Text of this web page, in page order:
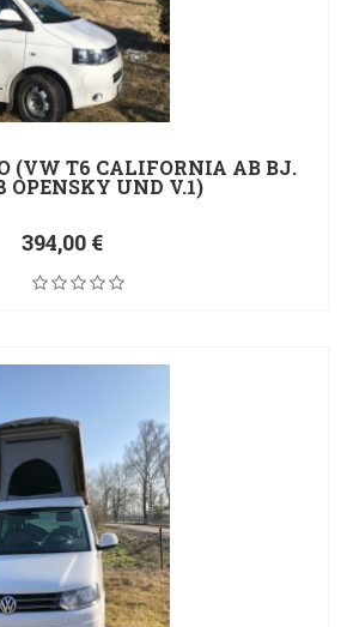
(VW T6 CALIFORNIA AB BJ.
OPENSKY UND V.1)
394,00 €